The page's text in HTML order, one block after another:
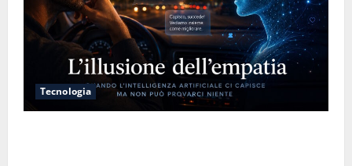
Tecnologia